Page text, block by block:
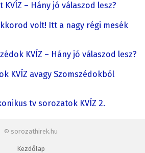
KVÍZ – Hány jó válaszod lesz?
volt! Itt a nagy régi mesék
KVÍZ – Hány jó válaszod lesz?
KVÍZ avagy Szomszédokból
tv sorozatok KVÍZ 2.
© sorozathirek.hu
Kezdőlap